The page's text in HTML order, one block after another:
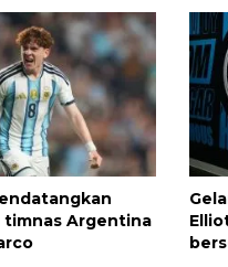
timnas Argentina